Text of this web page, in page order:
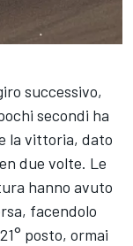
successivo,
secondi ha
la vittoria, dato
due volte. Le
hanno avuto
facendolo
posto, ormai